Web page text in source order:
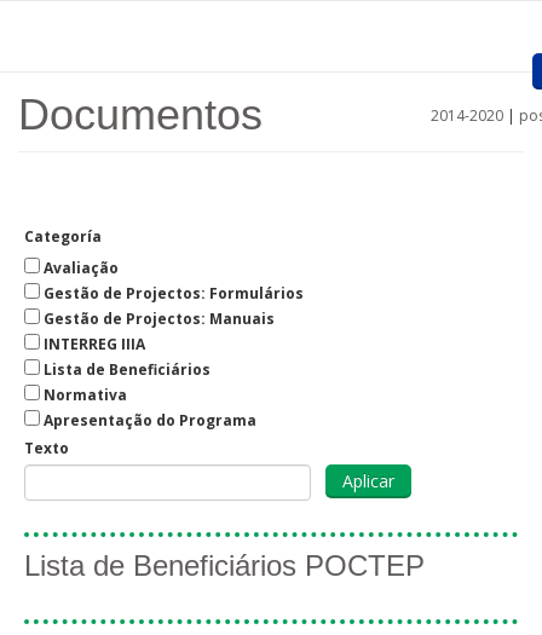
Projetos aprovados
Convocatórias
Procedimentos
Comunicação
Ligações
2014-2020 |
Documentos
Categoría
Avaliação
Gestão de Projectos: Formulários
Gestão de Projectos: Manuais
INTERREG IIIA
Lista de Beneficiários
Normativa
Apresentação do Programa
Texto
Lista de Beneficiários POCTEP
Páginas